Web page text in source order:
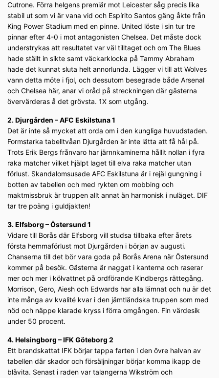
Cutrone. Förra helgens premiär mot Leicester såg precis lika
stabil ut som vi är vana vid och Espírito Santos gäng åkte från
King Power Stadium med en pinne. United löste i sin tur tre
pinnar efter 4-0 i mot antagonisten Chelsea. Det måste dock
understrykas att resultatet var väl tilltaget och om The Blues
hade ställt in sikte samt väckarklocka på Tammy Abraham
hade det kunnat sluta helt annorlunda. Lägger vi till att Wolves
vann detta möte i fjol, och dessutom besegrade både Arsenal
och Chelsea här, anar vi oråd på streckningen där gästerna
övervärderas å det grövsta. 1X som utgång.
2. Djurgården – AFC Eskilstuna 1
Det är inte så mycket att orda om i den kungliga huvudstaden.
Formstarka tabelltvåan Djurgården är inte lätta att få hål på.
Trots Erik Bergs frånvaro har järnnkaminerna hållit nollan i fyra
raka matcher vilket hjälpt laget till elva raka matcher utan
förlust. Skandalomsusade AFC Eskilstuna är i rejäl gungning i
botten av tabellen och med rykten om mobbing och
maktmissbruk är truppen allt annat än harmonisk i nuläget. DIF
tar tre poäng i guldjakten!
3. Elfsborg – Östersund 1
Vidare till Borås där Elfsborg vill studsa tillbaka efter årets
första hemmaförlust mot Djurgården i början av augusti.
Chanserna till det bör vara goda på Borås Arena när Östersund
kommer på besök. Gästerna är naggat i kanterna och raserar
mer och mer i kölvattnet på ordförande Kindbergs rättegång.
Morrison, Gero, Aiesh och Edwards har alla lämnat och nu är det
inte många av kvalité kvar i den jämtländska truppen som med
nöd och näppe klarade kryss i förra omgången. Fin värdesik
under 50 procent.
4. Helsingborg – IFK Göteborg 2
Ett brandskattat IFK börjar tappa farten i den övre halvan av
tabellen där skador och försäljningar börjar komma ikapp de
blåvita. Senast i raden var talangerna Wikström och